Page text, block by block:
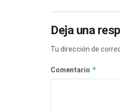
Deja una
Tu dirección de
Comentario *